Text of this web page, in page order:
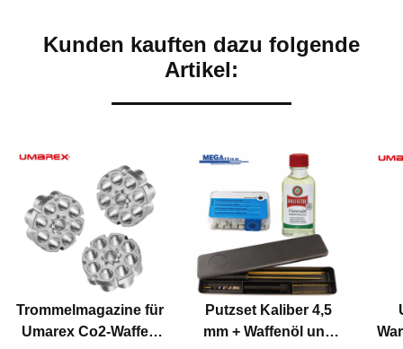
Kunden kauften dazu folgende
Artikel:
Trommelmagazine für
Umarex Co2-Waffen
Putzset Kaliber 4,5
mm + Waffenöl und